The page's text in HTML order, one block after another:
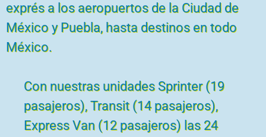
exprés a los aeropuertos de la Ciudad de
México y Puebla, hasta destinos en todo
México.
Con nuestras unidades Sprinter (19
pasajeros), Transit (14 pasajeros),
Express Van (12 pasajeros) las 24